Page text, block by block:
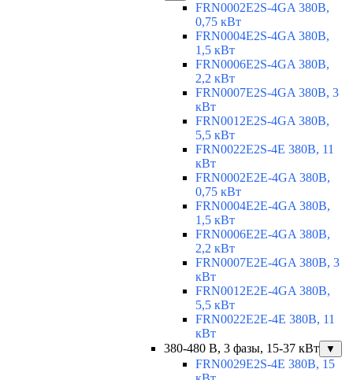
FRN0002E2S-4GA 380В,
0,75 кВт
FRN0004E2S-4GA 380В,
1,5 кВт
FRN0006E2S-4GA 380В,
2,2 кВт
FRN0007E2S-4GA 380В, 3
кВт
FRN0012E2S-4GA 380В,
5,5 кВт
FRN0022E2S-4E 380В, 11
кВт
FRN0002E2E-4GA 380В,
0,75 кВт
FRN0004E2E-4GA 380В,
1,5 кВт
FRN0006E2E-4GA 380В,
2,2 кВт
FRN0007E2E-4GA 380В, 3
кВт
FRN0012E2E-4GA 380В,
5,5 кВт
FRN0022E2E-4E 380В, 11
кВт
380-480 В, 3 фазы, 15-37 кВт
▼
FRN0029E2S-4E 380В, 15